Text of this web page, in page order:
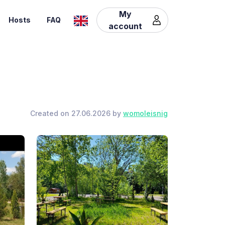
Hosts FAQ
My
account
Created on 27.06.2026 by womoleisnig